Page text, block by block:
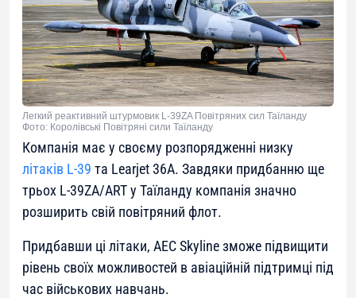
Легкий реактивний штурмовик L-39ZA Повітряних сил Таїланду
Фото: Королівські Повітряні сили Таїланду
Компанія має у своєму розпорядженні низку
літаків L-39 та Learjet 36A. Завдяки придбанню ще
трьох L-39ZA/ART у Таїланду компанія значно
розширить свій повітряний флот.
Придбавши ці літаки, AEC Skyline зможе підвищити
рівень своїх можливостей в авіаційній підтримці під
час військових навчань.